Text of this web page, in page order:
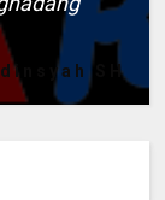
SH